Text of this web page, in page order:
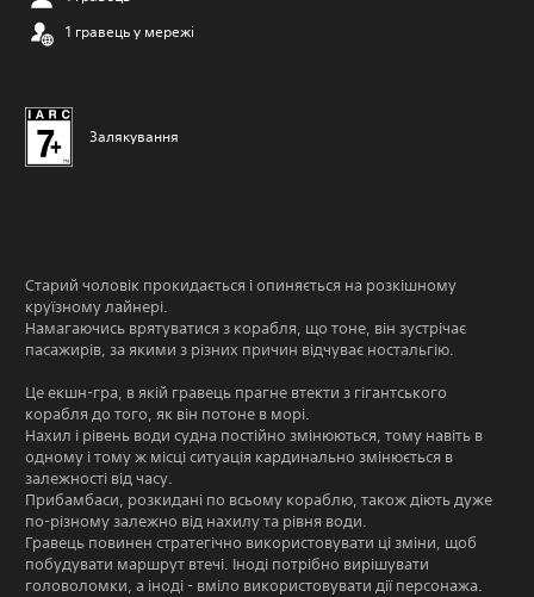
1 гравець у мережі
Залякування
Старий чоловік прокидається і опиняється на розкішному
круїзному лайнері.
Намагаючись врятуватися з корабля, що тоне, він зустрічає
пасажирів, за якими з різних причин відчуває ностальгію.
Це екшн-гра, в якій гравець прагне втекти з гігантського
корабля до того, як він потоне в морі.
Нахил і рівень води судна постійно змінюються, тому навіть в
одному і тому ж місці ситуація кардинально змінюється в
залежності від часу.
Прибамбаси, розкидані по всьому кораблю, також діють дуже
по-різному залежно від нахилу та рівня води.
Гравець повинен стратегічно використовувати ці зміни, щоб
побудувати маршрут втечі. Іноді потрібно вирішувати
головоломки, а іноді - вміло використовувати дії персонажа.